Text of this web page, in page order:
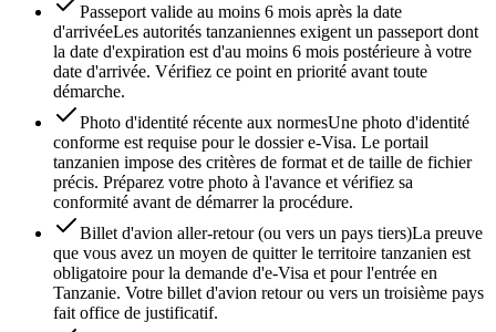
Passeport valide au moins 6 mois après la date
d'arrivéeLes autorités tanzaniennes exigent un passeport dont
la date d'expiration est d'au moins 6 mois postérieure à votre
date d'arrivée. Vérifiez ce point en priorité avant toute
démarche.
Photo d'identité récente aux normesUne photo d'identité
conforme est requise pour le dossier e-Visa. Le portail
tanzanien impose des critères de format et de taille de fichier
précis. Préparez votre photo à l'avance et vérifiez sa
conformité avant de démarrer la procédure.
Billet d'avion aller-retour (ou vers un pays tiers)La preuve
que vous avez un moyen de quitter le territoire tanzanien est
obligatoire pour la demande d'e-Visa et pour l'entrée en
Tanzanie. Votre billet d'avion retour ou vers un troisième pays
fait office de justificatif.